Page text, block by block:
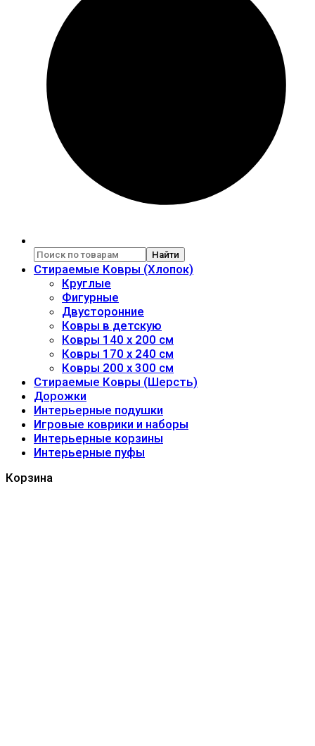
Найти
Стираемые Ковры (Хлопок)
Круглые
Фигурные
Двусторонние
Ковры в детскую
Ковры 140 x 200 см
Ковры 170 x 240 см
Ковры 200 x 300 см
Стираемые Ковры (Шерсть)
Дорожки
Интерьерные подушки
Игровые коврики и наборы
Интерьерные корзины
Интерьерные пуфы
Корзина